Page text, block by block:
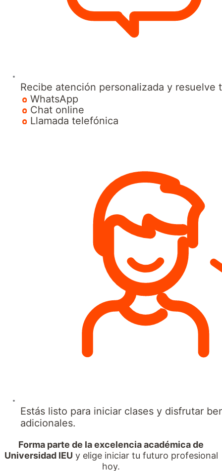
Recibe atención personalizada y resuelve
WhatsApp
Chat online
Llamada telefónica
Estás listo para iniciar clases y disfrutar
adicionales.
Forma parte de la excelencia académica de
Universidad IEU y elige iniciar tu futuro profesional
hoy.